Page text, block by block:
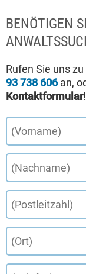
BENÖTIGEN
Rufen Sie uns
93 738 606an,
Kontaktformular